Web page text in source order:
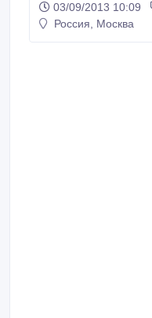
Микки В наличии
голубой, розовый, красный, коралл, бирюза,
03/09/2013 10:09
Россия, Москва